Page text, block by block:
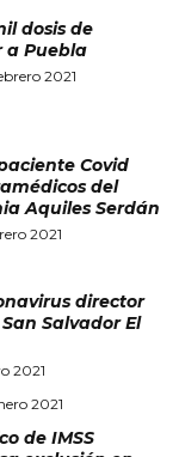
dosis de
a Puebla
2021
Covid
del
Aquiles Serdán
2021
director
Salvador El
2021
2021
de IMSS